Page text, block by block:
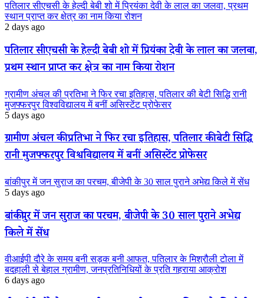
पतिलार सीएचसी के हेल्दी बेबी शो में प्रियंका देवी के लाल का जलवा, प्रथम
स्थान प्राप्त कर क्षेत्र का नाम किया रोशन
2 days ago
पतिलार सीएचसी के हेल्दी बेबी शो में प्रियंका देवी के लाल का जलवा,
प्रथम स्थान प्राप्त कर क्षेत्र का नाम किया रोशन
ग्रामीण अंचल की प्रतिभा ने फिर रचा इतिहास, पतिलार की बेटी सिद्धि रानी
मुजफ्फरपुर विश्वविद्यालय में बनीं असिस्टेंट प्रोफेसर
5 days ago
ग्रामीण अंचल की प्रतिभा ने फिर रचा इतिहास, पतिलार की बेटी सिद्धि
रानी मुजफ्फरपुर विश्वविद्यालय में बनीं असिस्टेंट प्रोफेसर
बांकीपुर में जन सुराज का परचम, बीजेपी के 30 साल पुराने अभेद्य किले में सेंध
5 days ago
बांकीपुर में जन सुराज का परचम, बीजेपी के 30 साल पुराने अभेद्य
किले में सेंध
वीआईपी दौरे के समय बनी सड़क बनी आफत, पतिलार के मिश्रौली टोला में
बदहाली से बेहाल ग्रामीण, जनप्रतिनिधियों के प्रति गहराया आक्रोश
6 days ago